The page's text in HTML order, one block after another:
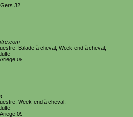
32
Balade à cheval, Week-end à cheval,
09
Week-end à cheval,
09